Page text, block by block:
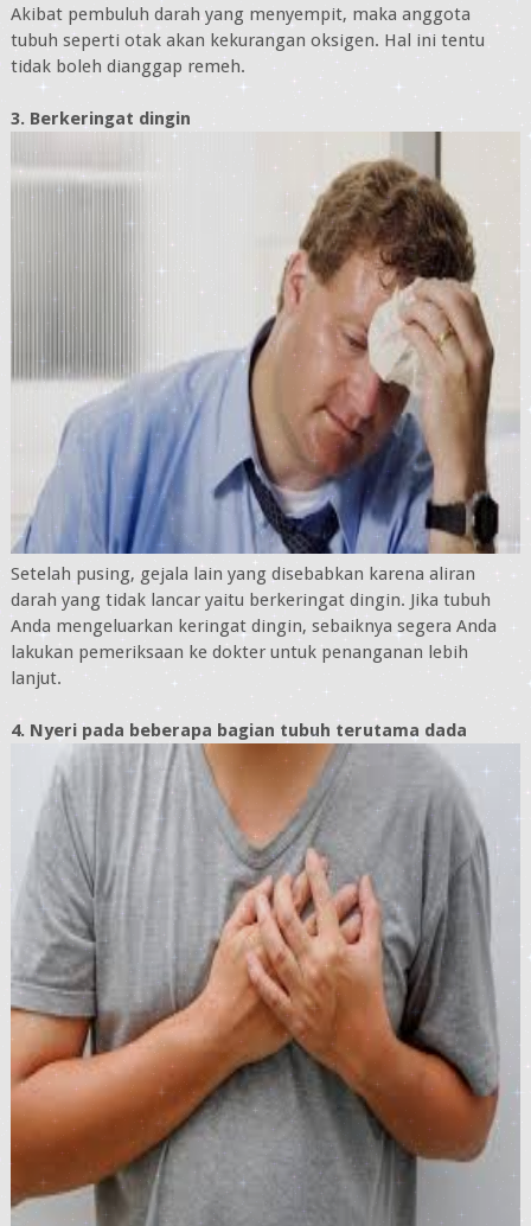
Akibat pembuluh darah yang menyempit, maka anggota
tubuh seperti otak akan kekurangan oksigen. Hal ini tentu
tidak boleh dianggap remeh.
3. Berkeringat dingin
Setelah pusing, gejala lain yang disebabkan karena aliran
darah yang tidak lancar yaitu berkeringat dingin. Jika tubuh
Anda mengeluarkan keringat dingin, sebaiknya segera Anda
lakukan pemeriksaan ke dokter untuk penanganan lebih
lanjut.
4. Nyeri pada beberapa bagian tubuh terutama dada